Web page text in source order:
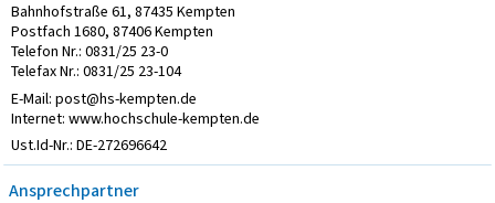
Bahnhofstraße 61, 87435 Kempten
Postfach 1680, 87406 Kempten
Telefon Nr.: 0831/25 23-0
Telefax Nr.: 0831/25 23-104
E-Mail: post@hs-kempten.de
Internet: www.hochschule-kempten.de
Ust.Id-Nr.: DE-272696642
Ansprechpartner